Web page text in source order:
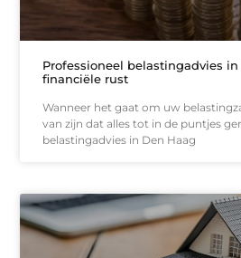
Professioneel belastingadvies
financiële rust
Wanneer het gaat om uw
van zijn dat alles tot in de puntjes
belastingadvies in Den Haag